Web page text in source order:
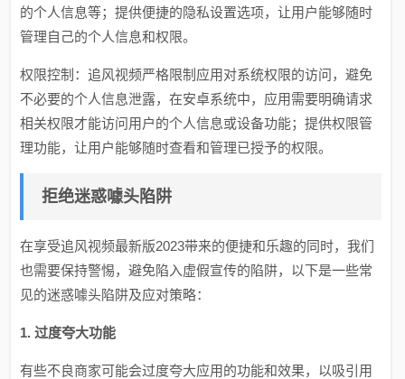
的个人信息等；提供便捷的隐私设置选项，让用户能够随时
管理自己的个人信息和权限。
权限控制：追风视频严格限制应用对系统权限的访问，避免
不必要的个人信息泄露，在安卓系统中，应用需要明确请求
相关权限才能访问用户的个人信息或设备功能；提供权限管
理功能，让用户能够随时查看和管理已授予的权限。
拒绝迷惑噱头陷阱
在享受追风视频最新版2023带来的便捷和乐趣的同时，我们
也需要保持警惕，避免陷入虚假宣传的陷阱，以下是一些常
见的迷惑噱头陷阱及应对策略：
1. 过度夸大功能
有些不良商家可能会过度夸大应用的功能和效果，以吸引用